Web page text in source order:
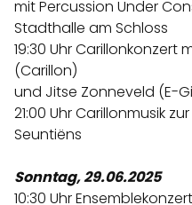
mit Percussion Under
Stadthalle am Schloss
19:30 Uhr Carillonkonzert
(Carillon)
und Jitse Zonneveld (E-
21:00 Uhr Carillonmusik
Seuntiëns
Sonntag, 29.06.2025
10:30 Uhr